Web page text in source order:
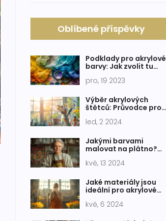
Oblíbené příspěvky
Podklady pro akrylové
barvy: Jak zvolit tu
úpravu
pro, 19 2023
Výběr akrylových
štětců: Průvodce pro
malíře
led, 2 2024
Jakými barvami
malovat na plátno?
umělce
kvě, 13 2024
Jaké materiály jsou
ideální pro akrylové
kvě, 6 2024